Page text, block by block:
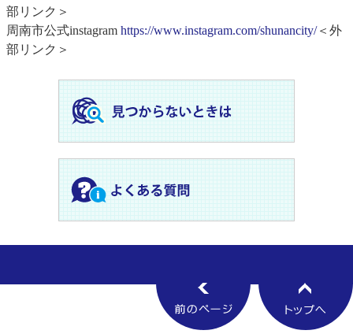
部リンク＞
周南市公式instagram https://www.instagram.com/shunancity/＜外
部リンク＞